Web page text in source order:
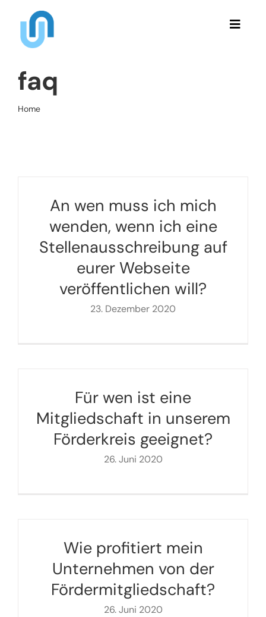
content
Toggle
Über Uns
Kontakt
faq
Home
An wen muss ich mich
wenden, wenn ich eine
Stellenausschreibung auf
eurer Webseite
veröffentlichen will?
23. Dezember 2020
Für wen ist eine
Mitgliedschaft in unserem
Förderkreis geeignet?
26. Juni 2020
Wie profitiert mein
Unternehmen von der
Fördermitgliedschaft?
26. Juni 2020